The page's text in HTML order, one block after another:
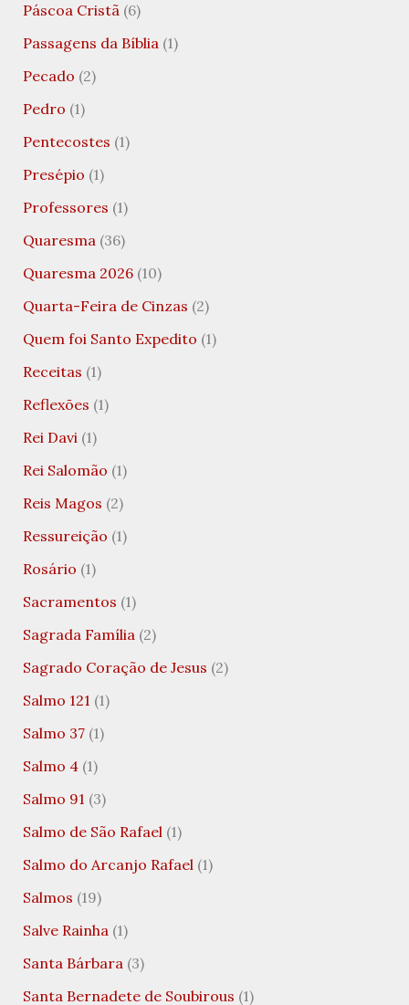
Páscoa Cristã(6)
Passagens da Bíblia(1)
Pecado (2)
Pedro (1)
Pentecostes (1)
Presépio (1)
Professores (1)
Quaresma(36)
Quaresma 2026(10)
Quarta-Feira de Cinzas (2)
Quem foi Santo Expedito (1)
Receitas (1)
Reflexões (1)
Rei Davi(1)
Rei Salomão (1)
Reis Magos (2)
Ressureição (1)
Rosário (1)
Sacramentos (1)
Sagrada Família(2)
Sagrado Coração de Jesus (2)
Salmo 121 (1)
Salmo 37(1)
Salmo 4(1)
Salmo 91 (3)
Salmo de São Rafael(1)
Salmo do Arcanjo Rafael(1)
Salmos (19)
Salve Rainha(1)
Santa Bárbara(3)
Santa Bernadete de Soubirous (1)